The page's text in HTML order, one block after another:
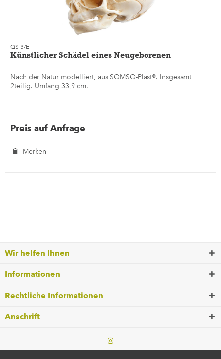
QS 3/E
Künstlicher Schädel eines Neugeborenen
Nach der Natur modelliert, aus SOMSO-Plast®. Insgesamt
2teilig. Umfang 33,9 cm.
Preis auf Anfrage
Merken
Wir helfen Ihnen
Informationen
Rechtliche Informationen
Anschrift